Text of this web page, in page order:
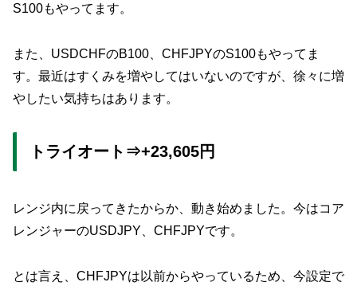
S100もやってます。
また、USDCHFのB100、CHFJPYのS100もやってま
す。最近はすくみを増やしてはいないのですが、徐々に増
やしたい気持ちはあります。
トライオート⇒+23,605円
レンジ内に戻ってきたからか、動き始めました。今はコア
レンジャーのUSDJPY、CHFJPYです。
とは言え、CHFJPYは以前からやっているため、今設定で